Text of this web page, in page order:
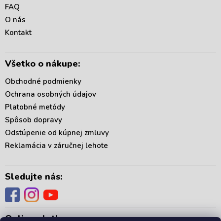
FAQ
O nás
Kontakt
Všetko o nákupe:
Obchodné podmienky
Ochrana osobných údajov
Platobné metódy
Spôsob dopravy
Odstúpenie od kúpnej zmluvy
Reklamácia v záručnej lehote
Sledujte nás:
Online platby: